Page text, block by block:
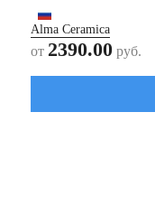
Alma Ceramica
от 2390.00 руб.